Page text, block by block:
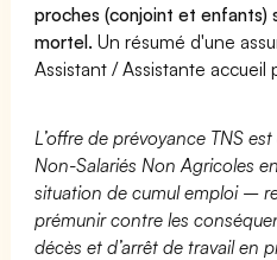
proches (conjoint et enfants)
mortel. Un résumé d'une
Assistant / Assistante accueil
L’offre de prévoyance TNS
Non-Salariés Non Agricoles
situation de cumul emploi –
prémunir contre les
décès et d’arrêt de travail en